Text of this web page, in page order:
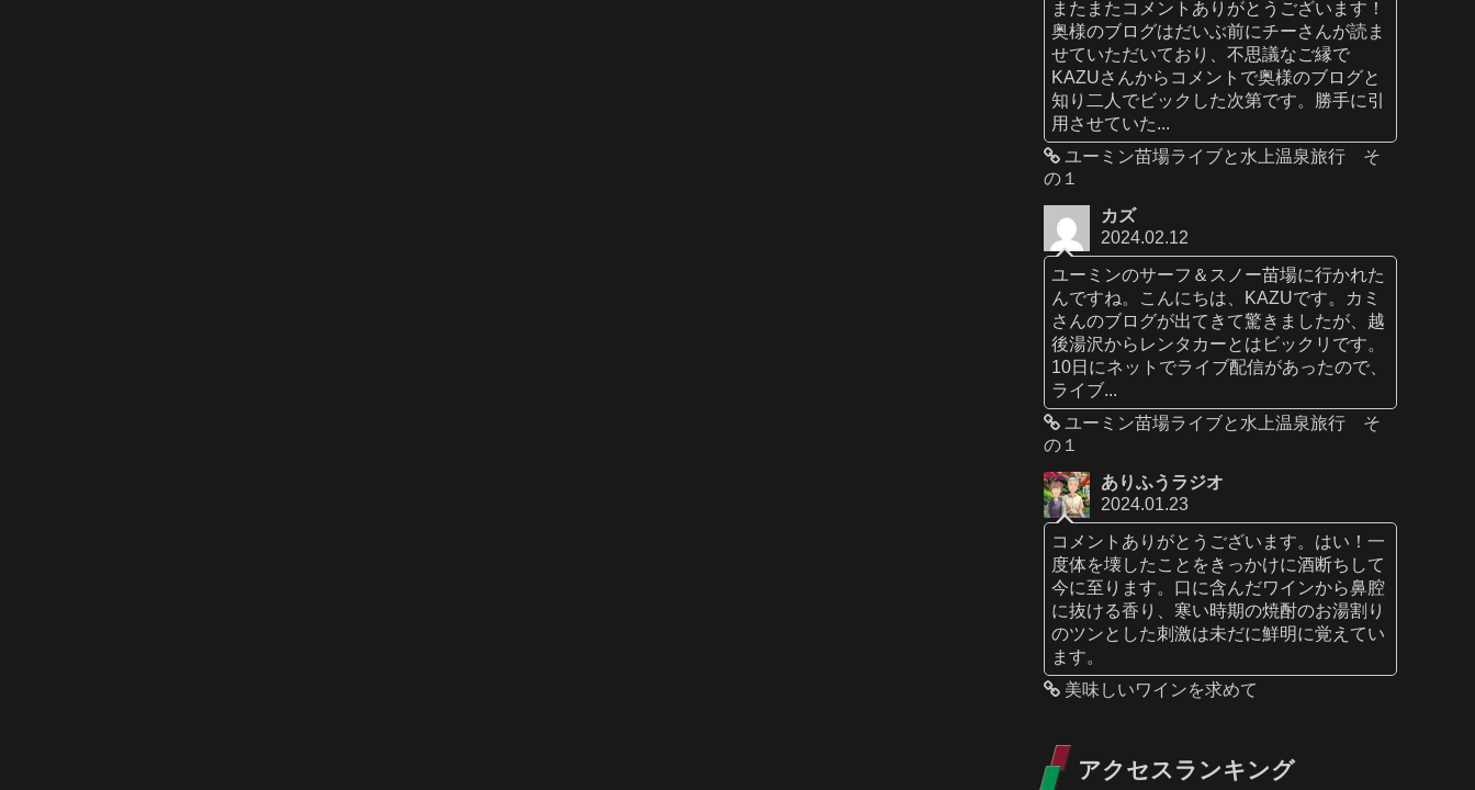
またまたコメントありがとうございます！
奥様のブログはだいぶ前にチーさんが読ま
せていただいており、不思議なご縁で
KAZUさんからコメントで奥様のブログと
知り二人でビックした次第です。勝手に引
用させていた...
ユーミン苗場ライブと水上温泉旅行 そ
の１
カズ
2024.02.12
ユーミンのサーフ＆スノー苗場に行かれた
んですね。こんにちは、KAZUです。カミ
さんのブログが出てきて驚きましたが、越
後湯沢からレンタカーとはビックリです。
10日にネットでライブ配信があったので、
ライブ...
ユーミン苗場ライブと水上温泉旅行 そ
の１
ありふうラジオ
2024.01.23
コメントありがとうございます。はい！一
度体を壊したことをきっかけに酒断ちして
今に至ります。口に含んだワインから鼻腔
に抜ける香り、寒い時期の焼酎のお湯割り
のツンとした刺激は未だに鮮明に覚えてい
ます。
美味しいワインを求めて
アクセスランキング